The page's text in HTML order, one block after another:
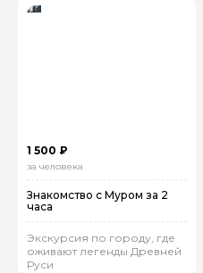
Россия
1 500 ₽
за человека
Знакомство с Муром за 2
часа
Экскурсия по городу, где
оживают легенды Древней
Руси